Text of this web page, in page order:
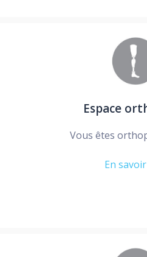
Espace
Vous êtes
En